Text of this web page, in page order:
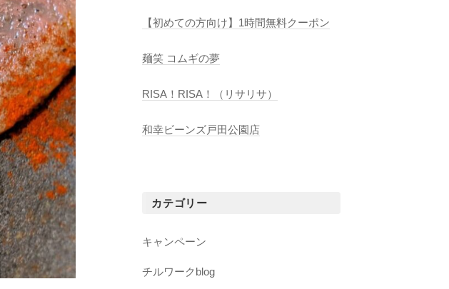
【初めての方向け】1時間無料クーポン
麺笑 コムギの夢
RISA！RISA！（リサリサ）
和幸ビーンズ戸田公園店
カテゴリー
キャンペーン
チルワークblog